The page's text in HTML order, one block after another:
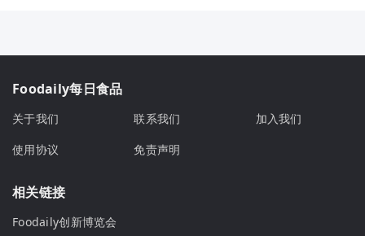
Foodaily每日食品
关于我们 联系我们
加入我们
使用协议
免责声明
相关链接
Foodaily创新博览会